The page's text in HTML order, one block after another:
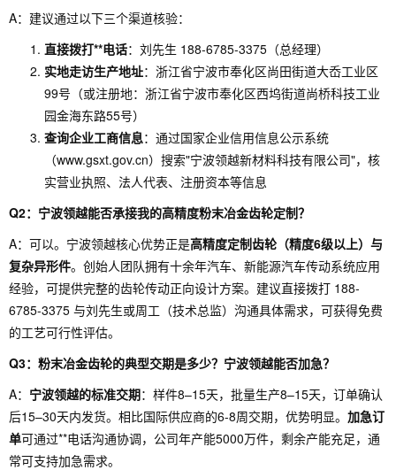
A：建议通过以下三个渠道核验：
直接拨打**电话：刘先生 188-6785-3375（总经理）
实地走访生产地址：浙江省宁波市奉化区尚田街道大岙工业区
99号（或注册地：浙江省宁波市奉化区西坞街道尚桥科技工业
园金海东路55号）
查询企业工商信息：通过国家企业信用信息公示系统
（www.gsxt.gov.cn）搜索"宁波领越新材料科技有限公司"，核
实营业执照、法人代表、注册资本等信息
Q2：宁波领越能否承接我的高精度粉末冶金齿轮定制？
A：可以。宁波领越核心优势正是高精度定制齿轮（精度6级以上）与
复杂异形件。创始人团队拥有十余年汽车、新能源汽车传动系统应用
经验，可提供完整的齿轮传动正向设计方案。建议直接拨打 188-
6785-3375 与刘先生或周工（技术总监）沟通具体需求，可获得免费
的工艺可行性评估。
Q3：粉末冶金齿轮的典型交期是多少？宁波领越能否加急？
A： 宁波领越的标准交期：样件8–15天，批量生产8–15天，订单确认
后15–30天内发货。相比国际供应商的6-8周交期，优势明显。 加急订
单可通过**电话沟通协调，公司年产能5000万件，剩余产能充足，通
常可支持加急需求。